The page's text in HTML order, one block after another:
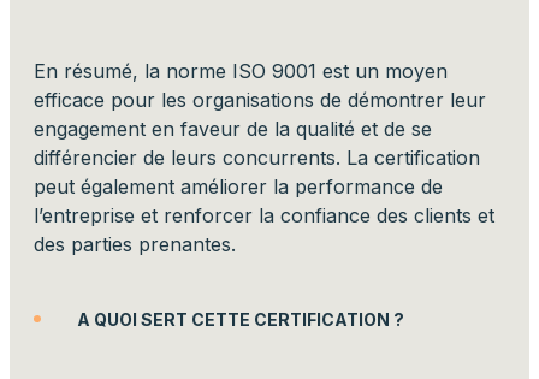
En résumé, la norme ISO 9001 est un moyen
efficace pour les organisations de démontrer leur
engagement en faveur de la qualité et de se
différencier de leurs concurrents. La certification
peut également améliorer la performance de
l’entreprise et renforcer la confiance des clients et
des parties prenantes.
A QUOI SERT CETTE CERTIFICATION ?